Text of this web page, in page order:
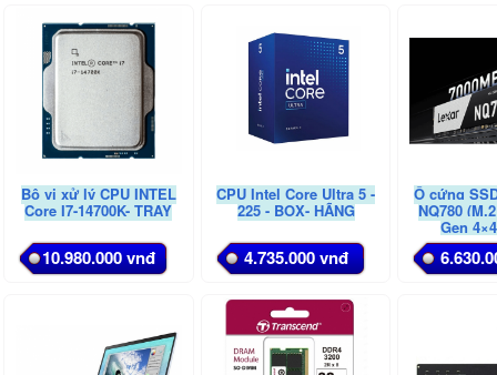
11,Platinium Silver/1Ys
Bộ vi xử lý CPU INTEL
Core I7-14700K- TRAY
10.980.000 vnđ
CPU Intel Core Ultra 5 -
225 - BOX- HÃNG
4.735.000 vnđ
Ổ cứng
NQ780
Gen